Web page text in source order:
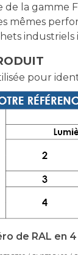
de la gamme
mêmes
industriels
pour
de RAL en